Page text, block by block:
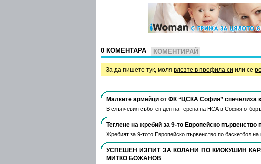
0 КОМЕНТАРА КОМЕНТИРАЙ
За да пишете тук, моля влезте в профила си или се
Малките армейци от ФК “ЦСКА София” спечелиха
В слънчевия съботен ден на терена на НСА в София
Теглене на жребий за 9-то Европейско първенство
Жребият за 9-тото Европейско първенство по баскетбол
УСПЕШЕН ИЗПИТ ЗА КОЛАНИ ПО КИОКУШИН
МИТКО БОЖАНОВ